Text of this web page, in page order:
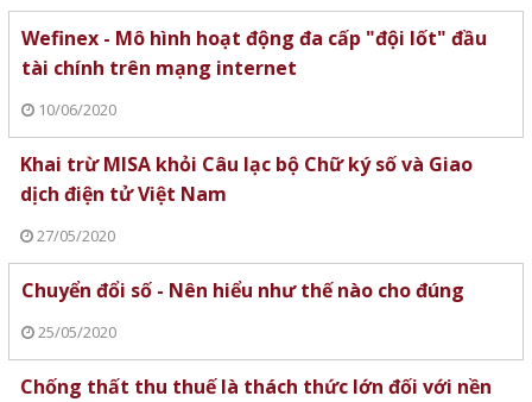
Wefinex - Mô hình hoạt động đa cấp "đội lốt" đầu
tài chính trên mạng internet
10/06/2020
Khai trừ MISA khỏi Câu lạc bộ Chữ ký số và Giao
dịch điện tử Việt Nam
27/05/2020
Chuyển đổi số - Nên hiểu như thế nào cho đúng
25/05/2020
Chống thất thu thuế là thách thức lớn đối với nền